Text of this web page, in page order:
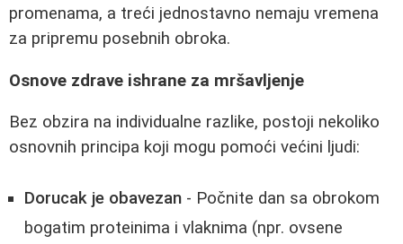
promenama, a treći jednostavno nemaju vremena
za pripremu posebnih obroka.
Osnove zdrave ishrane za mršavljenje
Bez obzira na individualne razlike, postoji nekoliko
osnovnih principa koji mogu pomoći većini ljudi:
Dorucak je obavezan - Počnite dan sa obrokom
bogatim proteinima i vlaknima (npr. ovsene